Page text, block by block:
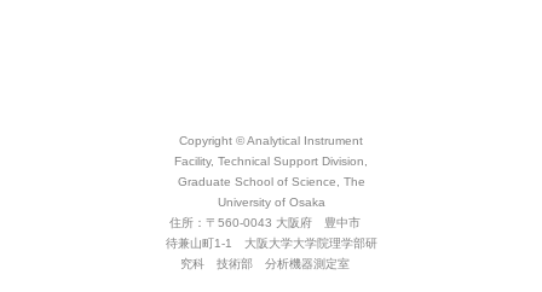
Copyright © Analytical Instrument
Facility, Technical Support Division,
Graduate School of Science, The
University of Osaka
住所：〒560-0043 大阪府 豊中市
待兼山町1-1 大阪大学大学院理学部研
究科 技術部 分析機器測定室